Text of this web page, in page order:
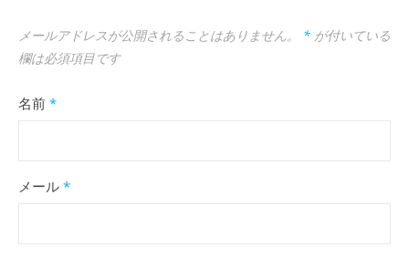
メールアドレスが公開されることはありません。 * が付いている
欄は必須項目です
名前 *
メール *